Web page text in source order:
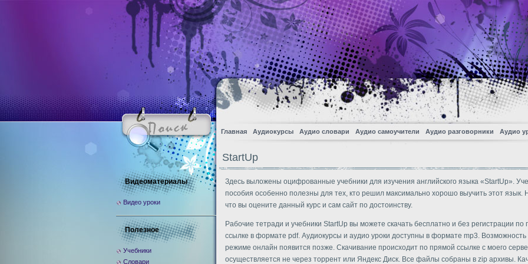
Главная Аудиокурсы Аудио словари Аудио самоучители Аудио разговорники Аудио
StartUp
Здесь выложены оцифрованные учебники для изучения английского языка «StartUp».
пособия особенно полезны для тех, кто решил максимально хорошо выучить этот язык.
что вы оцените данный курс и сам сайт по достоинству.
Рабочие тетради и учебники StartUp вы можете скачать бесплатно и без регистрации по
ссылке в формате pdf. Аудиокурсы и аудио уроки доступны в формате mp3. Возможность
режиме онлайн появится позже. Скачивание происходит по прямой ссылке с моего
осуществляется не через торрент или Яндекс Диск. Все файлы собраны в zip архивы.
Видеоматериалы
Видео уроки
Полезное
Учебники
Словари